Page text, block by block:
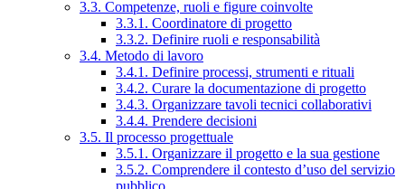
3.3. Competenze, ruoli e figure coinvolte
3.3.1. Coordinatore di progetto
3.3.2. Definire ruoli e responsabilità
3.4. Metodo di lavoro
3.4.1. Definire processi, strumenti e rituali
3.4.2. Curare la documentazione di progetto
3.4.3. Organizzare tavoli tecnici collaborativi
3.4.4. Prendere decisioni
3.5. Il processo progettuale
3.5.1. Organizzare il progetto e la sua gestione
3.5.2. Comprendere il contesto d’uso del servizio
pubblico